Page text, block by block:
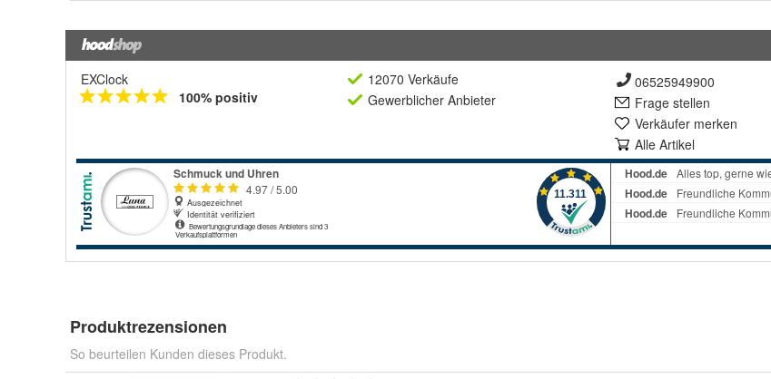
EXClock
100% positiv
12070 Verkäufe
Gewerblicher Anbieter
06525949900
Frage stellen
Verkäufer merken
Alle Artikel
Produktrezensionen
So beurteilen Kunden dieses Produkt.